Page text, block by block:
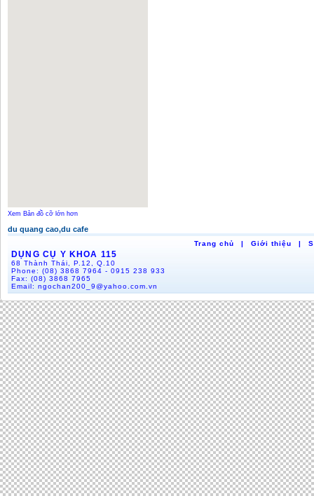
Xem Bản đồ cỡ lớn hơn
du quang cao,du cafe
Trang chủ | Giới thiệu |
DỤNG CỤ Y KHOA 115
68 Thành Thái, P.12, Q.10
Phone: (08) 3868 7964 - 0915 238 933
Fax: (08) 3868 7965
Email: ngochan200_9@yahoo.com.vn